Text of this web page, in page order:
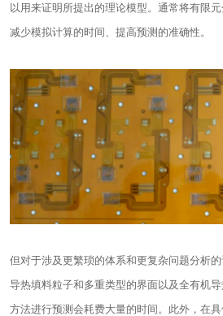
以用来证明所提出的理论模型。通常将有限
减少模拟计算的时间、提高预测的准确性。
但对于涉及更繁琐的体系和更复杂问题分析
导热填料粒子和多重类型的界面以及全有机
方法进行预测会耗费大量的时间。此外，在